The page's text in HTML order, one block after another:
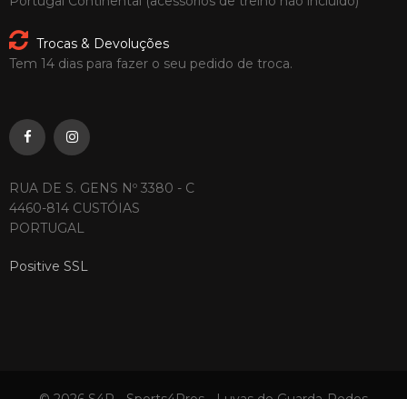
Trocas & Devoluções
Tem 14 dias para fazer o seu pedido de troca.
RUA DE S. GENS Nº 3380 - C
4460-814 CUSTÓIAS
PORTUGAL
Positive SSL